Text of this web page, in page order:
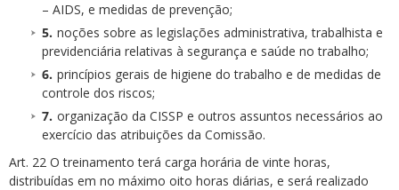
– AIDS, e medidas de prevenção;
noções sobre as legislações administrativa, trabalhista e
previdenciária relativas à segurança e saúde no trabalho;
princípios gerais de higiene do trabalho e de medidas de
controle dos riscos;
organização da CISSP e outros assuntos necessários ao
exercício das atribuições da Comissão.
Art. 22 O treinamento terá carga horária de vinte horas,
distribuídas em no máximo oito horas diárias, e será realizado